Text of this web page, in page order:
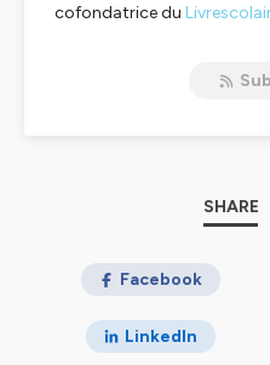
cofondatrice du
professeurs et vous
Hébergé par Ausha. Visitez
SHARE
Facebook
LinkedIn